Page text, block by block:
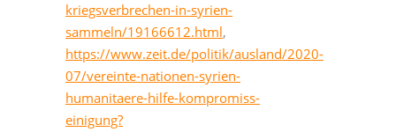
kriegsverbrechen-in-syrien-
sammeln/19166612.html,
https://www.zeit.de/politik/ausland/2020-
07/vereinte-nationen-syrien-
humanitaere-hilfe-kompromiss-
einigung?